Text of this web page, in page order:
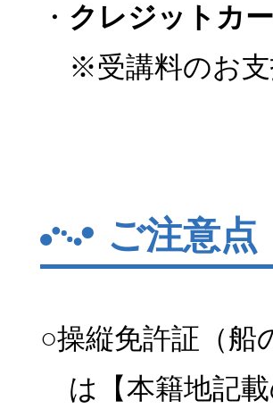
・ クレジットカ
※受講料のお支
ご注意点
○操縦免許証（船
は【本籍地記